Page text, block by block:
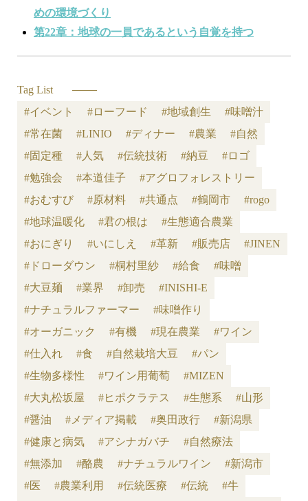
めの環境づくり
第22章：地球の一員であるという自覚を持つ
Tag List
#イベント
#ローフード #地域創生
#味噌汁
#常在菌
#LINIO #ディナー #農業
#自然
#固定種
#人気 #伝統技術 #納豆
#ロゴ
#勉強会
#本道佳子
#アグロフォレストリー
#おむすび
#原材料 #共通点 #鶴岡市
#rogo
#地球温暖化
#君の根は
#生態適合農業
#おにぎり
#いにしえ #革新 #販売店
#JINEN
#ドローダウン
#桐村里紗 #給食
#味噌
#大豆麺
#業界 #卸売
#INISHI-E
#ナチュラルファーマー
#味噌作り
#オーガニック
#有機 #現在農業
#ワイン
#仕入れ
#食 #自然栽培大豆
#パン
#生物多様性
#ワイン用葡萄
#MIZEN
#大丸松坂屋
#ヒポクラテス #生態系
#山形
#醤油
#メディア掲載 #奥田政行
#新潟県
#健康と病気
#アシナガバチ
#自然療法
#無添加
#酪農 #ナチュラルワイン
#新潟市
#医
#農業利用 #伝統医療 #伝統
#牛